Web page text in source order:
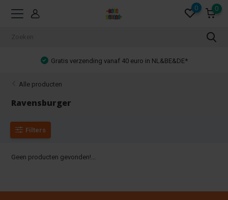
0 0
Gratis verzending vanaf 40 euro in NL&BE&DE*
Alle producten
Ravensburger
Filters
Geen producten gevonden!...